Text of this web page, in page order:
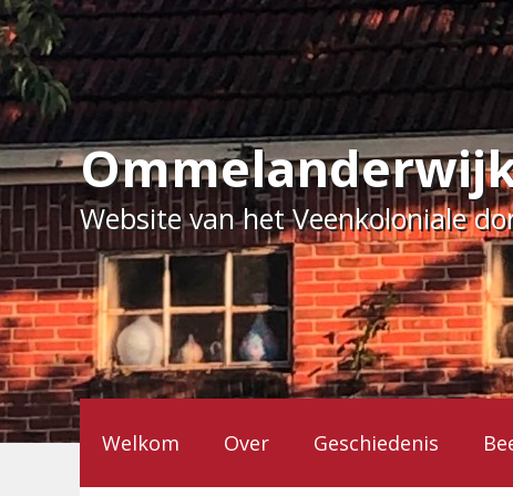
Ga
naar
de
inhoud
Website van het Veenkoloniale
Welkom Over Geschiedenis